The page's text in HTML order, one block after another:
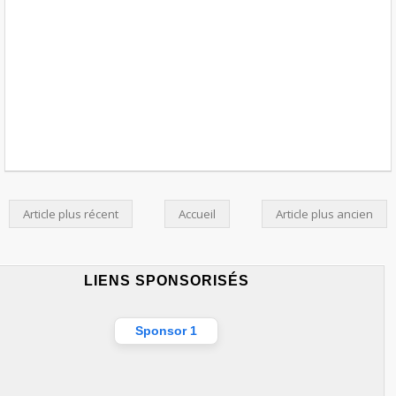
Article plus récent Article plus ancien
Accueil
LIENS SPONSORISÉS
Sponsor 1